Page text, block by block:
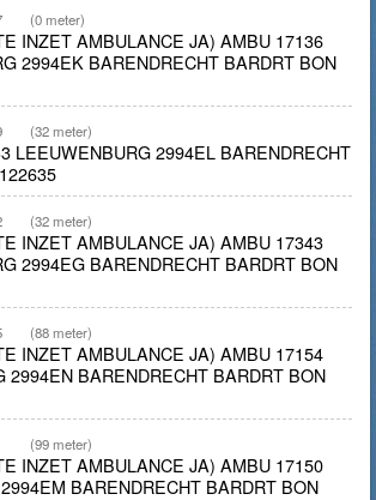
(0 meter)
INZET AMBULANCE JA) AMBU 17136
2994EK BARENDRECHT BARDRT BON
(32 meter)
LEEUWENBURG 2994EL BARENDRECHT
(32 meter)
INZET AMBULANCE JA) AMBU 17343
2994EG BARENDRECHT BARDRT BON
(88 meter)
INZET AMBULANCE JA) AMBU 17154
2994EN BARENDRECHT BARDRT BON
(99 meter)
INZET AMBULANCE JA) AMBU 17150
BARENDRECHT BARDRT BON